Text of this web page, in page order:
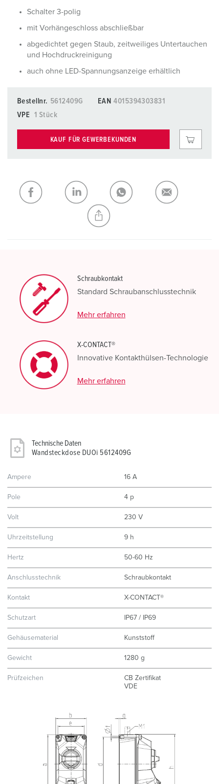
Schalter 3-polig
mit Vorhängeschloss abschließbar
abgedichtet gegen Staub, zeitweiliges Untertauchen
und Hochdruckreinigung
auch ohne LED-Spannungsanzeige erhältlich
Bestellnr. 5612409G EAN 4015394303831
VPE
1 Stück
KAUF FÜR GEWERBEKUNDEN
Schraubkontakt
Standard Schraubanschlusstechnik
Mehr erfahren
X-CONTACT®
Innovative Kontakthülsen-Technologie
Mehr erfahren
Technische Daten
Wandsteckdose DUOi 5612409G
Ampere 16 A
Pole 4 p
Volt 230 V
Uhrzeitstellung 9 h
Hertz 50-60 Hz
Anschlusstechnik Schraubkontakt
Kontakt X-CONTACT®
Schutzart IP67 / IP69
Gehäusematerial Kunststoff
Gewicht 1280 g
Prüfzeichen
CB Zertifikat
VDE